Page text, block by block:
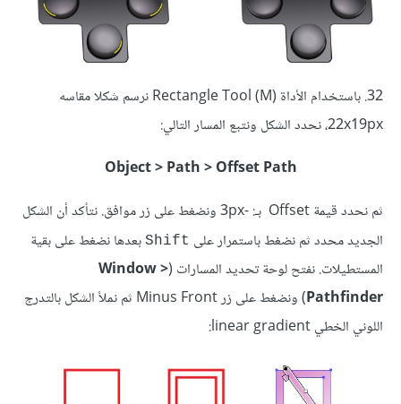
32. باستخدام الأداة (Rectangle Tool (M نرسم شكلا مقاسه
22x19px، نحدد الشكل ونتبع المسار التالي:
Object > Path > Offset Path
ثم نحدد قيمة Offset بـ: -3px ونضغط على زر موافق. نتأكد أن الشكل
الجديد محدد ثم نضغط باستمرار على Shift بعدها نضغط على بقية
المستطيلات. نفتح لوحة تحديد المسارات (Window >
Pathfinder
) ونضغط على زر Minus Front ثم نملأ الشكل بالتدرج
اللوني الخطي linear gradient: